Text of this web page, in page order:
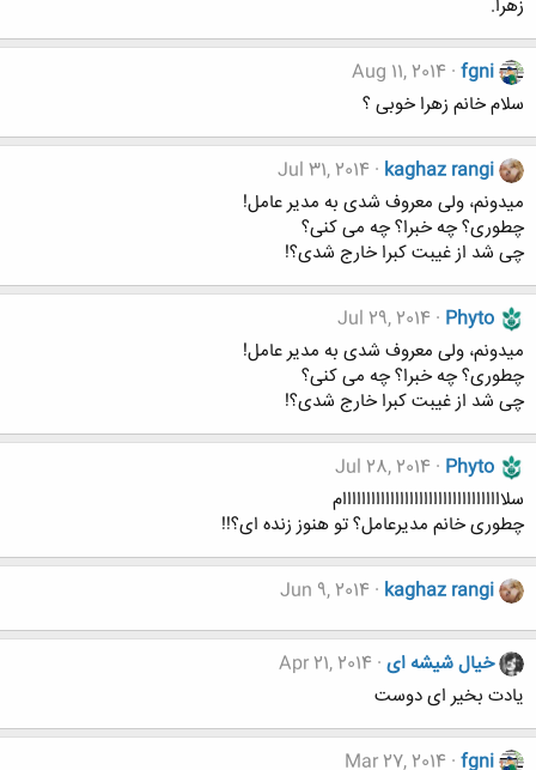
زهرا.
fgni
Aug 11, 2014
سلام خانم زهرا خوبی ؟
kaghaz rangi
Jul 31, 2014
میدونم، ولی معروف شدی به مدیر عامل!
چطوری؟ چه خبرا؟ چه می کنی؟
چی شد از غیبت کبرا خارج شدی؟!
Phyto
Jul 29, 2014
میدونم، ولی معروف شدی به مدیر عامل!
چطوری؟ چه خبرا؟ چه می کنی؟
چی شد از غیبت کبرا خارج شدی؟!
Phyto
Jul 28, 2014
سلاااااااااااااااااااااااااااااااااام
چطوری خانم مدیرعامل؟ تو هنوز زنده ای؟!!
kaghaz rangi
Jun 9, 2014
خیال شیشه ای Apr 21, 2014
یادت بخیر ای دوست
fgni
Mar 27, 2014